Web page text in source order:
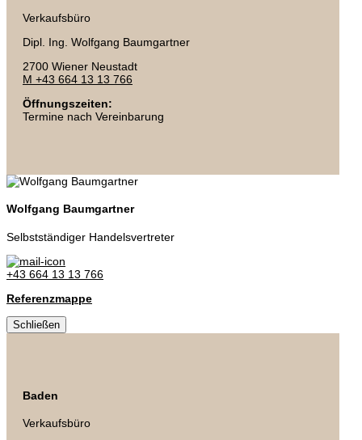
Verkaufsbüro
Dipl. Ing. Wolfgang Baumgartner
2700 Wiener Neustadt
M +43 664 13 13 766
Öffnungszeiten:
Termine nach Vereinbarung
Wolfgang Baumgartner
Selbstständiger Handelsvertreter
+43 664 13 13 766
Referenzmappe
Schließen
Baden
Verkaufsbüro